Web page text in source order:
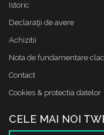
Istoric
Declaraţii de avere
Achizitii
Nota de fundamentare
Contact
Cookies & protectia datelor
CELE MAI NOI